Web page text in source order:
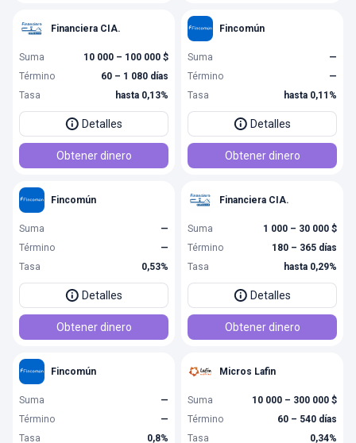
Financiera CIA.
Suma
10 000 – 100 000 $
Término
60 – 1 080 días
Tasa
hasta 0,13%
Detalles
Obtener dinero
Fincomún
Suma
—
Término
—
Tasa
hasta 0,11%
Detalles
Obtener dinero
Fincomún
Suma
—
Término
—
Tasa
0,53%
Detalles
Obtener dinero
Financiera CIA.
Suma
1 000 – 30 000 $
Término
180 – 365 días
Tasa
hasta 0,29%
Detalles
Obtener dinero
Fincomún
Suma
—
Término
—
Tasa
0,8%
Micros Lafin
Suma
10 000 – 300 000 $
Término
60 – 540 días
Tasa
0,34%